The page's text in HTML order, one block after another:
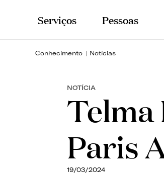
Serviços Pessoas
Conhecimento Notícias
NOTÍCIA
Telma
Paris
19/03/2024